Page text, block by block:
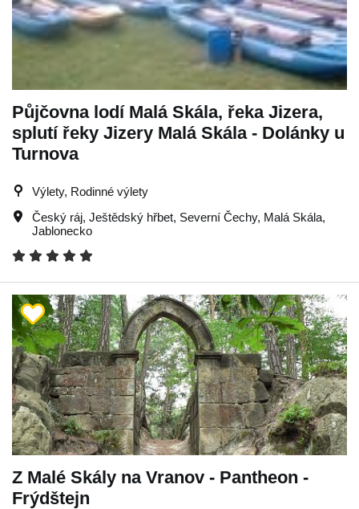
Půjčovna lodí Malá Skála, řeka Jizera,
splutí řeky Jizery Malá Skála - Dolánky u
Turnova
Výlety, Rodinné výlety
Český ráj, Ještědský hřbet, Severní Čechy, Malá Skála,
Jablonecko
Z Malé Skály na Vranov - Pantheon -
Frýdštejn